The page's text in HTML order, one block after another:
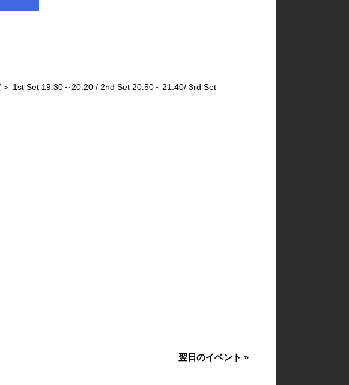
1st Set 19:30～20:20 / 2nd Set 20:50～21:40/ 3rd Set
翌日のイベント »